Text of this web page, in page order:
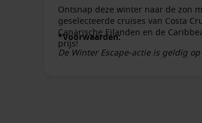
Ontsnap deze winter naar de zon
geselecteerde cruises van Costa
Canarische Eilanden en de
prijs!
*Voorwaarden:
De Winter Escape-actie is geldig